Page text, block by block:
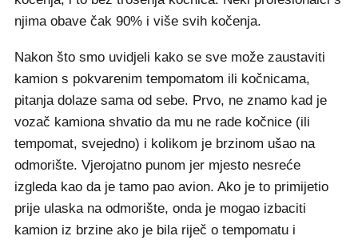
njima obave čak 90% i više svih kočenja.
Nakon što smo uvidjeli kako se sve može zaustaviti
kamion s pokvarenim tempomatom ili kočnicama,
pitanja dolaze sama od sebe. Prvo, ne znamo kad je
vozač kamiona shvatio da mu ne rade kočnice (ili
tempomat, svejedno) i kolikom je brzinom ušao na
odmorište. Vjerojatno punom jer mjesto nesreće
izgleda kao da je tamo pao avion. Ako je to primijetio
prije ulaska na odmorište, onda je mogao izbaciti
kamion iz brzine ako je bila riječ o tempomatu i